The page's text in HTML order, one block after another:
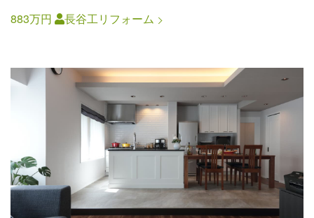
883万円 長谷工リフォーム